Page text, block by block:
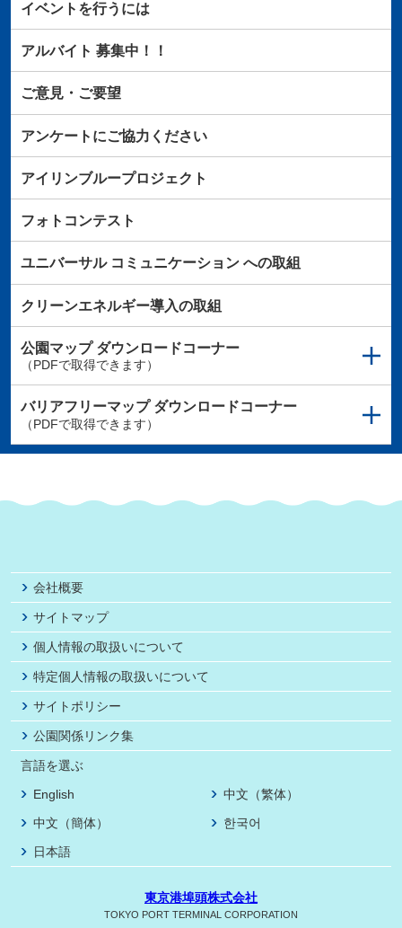
イベントを行うには
アルバイト 募集中！！
ご意見・ご要望
アンケートにご協力ください
アイリンブループロジェクト
フォトコンテスト
ユニバーサルコミュニケーションへの取組
クリーンエネルギー導入の取組
公園マップダウンロードコーナー
（PDFで取得できます）
バリアフリーマップダウンロードコーナー
（PDFで取得できます）
会社概要
サイトマップ
個人情報の取扱いについて
特定個人情報の取扱いについて
サイトポリシー
公園関係リンク集
言語を選ぶ
English
中文（繁体）
中文（簡体）
한국어
日本語
東京港埠頭株式会社
TOKYO PORT TERMINAL CORPORATION